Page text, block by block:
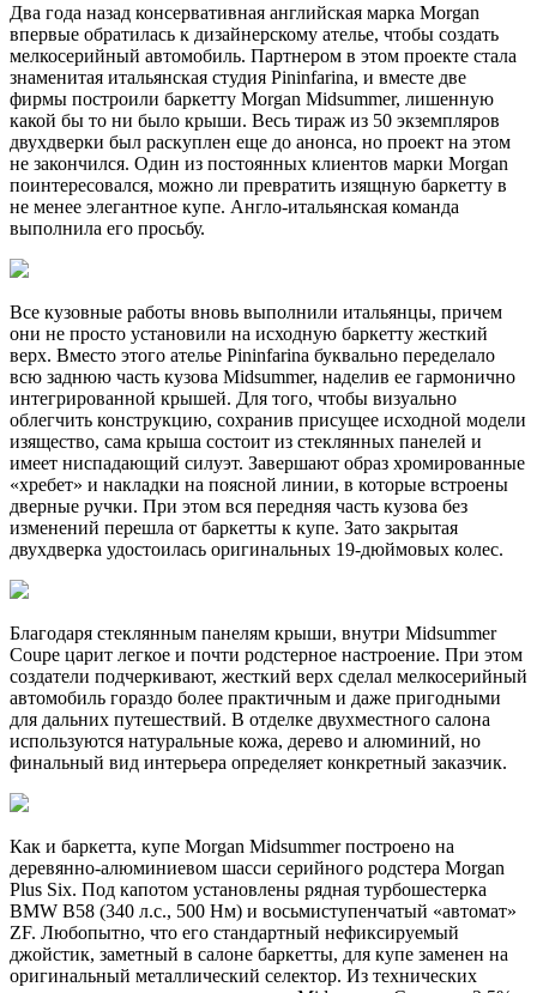
Два года назад консервативная английская марка Morgan
впервые обратилась к дизайнерскому ателье, чтобы создать
мелкосерийный автомобиль. Партнером в этом проекте стала
знаменитая итальянская студия Pininfarina, и вместе две
фирмы построили баркетту Morgan Midsummer, лишенную
какой бы то ни было крыши. Весь тираж из 50 экземпляров
двухдверки был раскуплен еще до анонса, но проект на этом
не закончился. Один из постоянных клиентов марки Morgan
поинтересовался, можно ли превратить изящную баркетту в
не менее элегантное купе. Англо-итальянская команда
выполнила его просьбу.
Все кузовные работы вновь выполнили итальянцы, причем
они не просто установили на исходную баркетту жесткий
верх. Вместо этого ателье Pininfarina буквально переделало
всю заднюю часть кузова Midsummer, наделив ее гармонично
интегрированной крышей. Для того, чтобы визуально
облегчить конструкцию, сохранив присущее исходной модели
изящество, сама крыша состоит из стеклянных панелей и
имеет ниспадающий силуэт. Завершают образ хромированные
«хребет» и накладки на поясной линии, в которые встроены
дверные ручки. При этом вся передняя часть кузова без
изменений перешла от баркетты к купе. Зато закрытая
двухдверка удостоилась оригинальных 19-дюймовых колес.
Благодаря стеклянным панелям крыши, внутри Midsummer
Coupe царит легкое и почти родстерное настроение. При этом
создатели подчеркивают, жесткий верх сделал мелкосерийный
автомобиль гораздо более практичным и даже пригодными
для дальних путешествий. В отделке двухместного салона
используются натуральные кожа, дерево и алюминий, но
финальный вид интерьера определяет конкретный заказчик.
Как и баркетта, купе Morgan Midsummer построено на
деревянно-алюминиевом шасси серийного родстера Morgan
Plus Six. Под капотом установлены рядная турбошестерка
BMW B58 (340 л.с., 500 Нм) и восьмиступенчатый «автомат»
ZF. Любопытно, что его стандартный нефиксируемый
джойстик, заметный в салоне баркетты, для купе заменен на
оригинальный металлический селектор. Из технических